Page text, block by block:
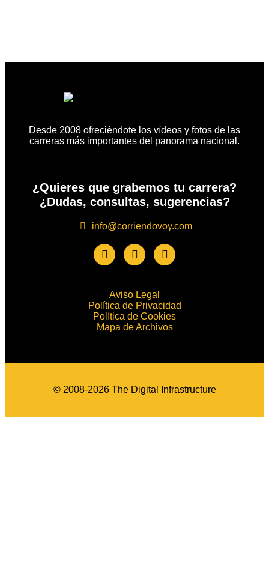
Desde 2008 ofreciéndote los vídeos y fotos de las
carreras más importantes del panorama nacional.
¿Quieres que grabemos tu carrera?
¿Dudas, consultas, sugerencias?
info@corriendovoy.com
Aviso Legal
Política de Privacidad
Política de Cookies
Mapa de Archivos
© 2008-2026 The Digital Infrastructure